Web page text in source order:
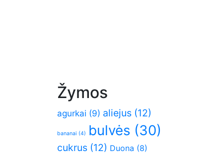
Žymos
agurkai (9) aliejus (12)
bananai (4) bulvės (30)
cukrus (12) Duona (8)